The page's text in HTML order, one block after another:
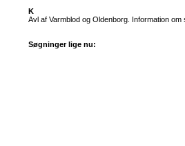
K
Avl af Varmblod og Oldenborg. Information
Søgninger lige nu: